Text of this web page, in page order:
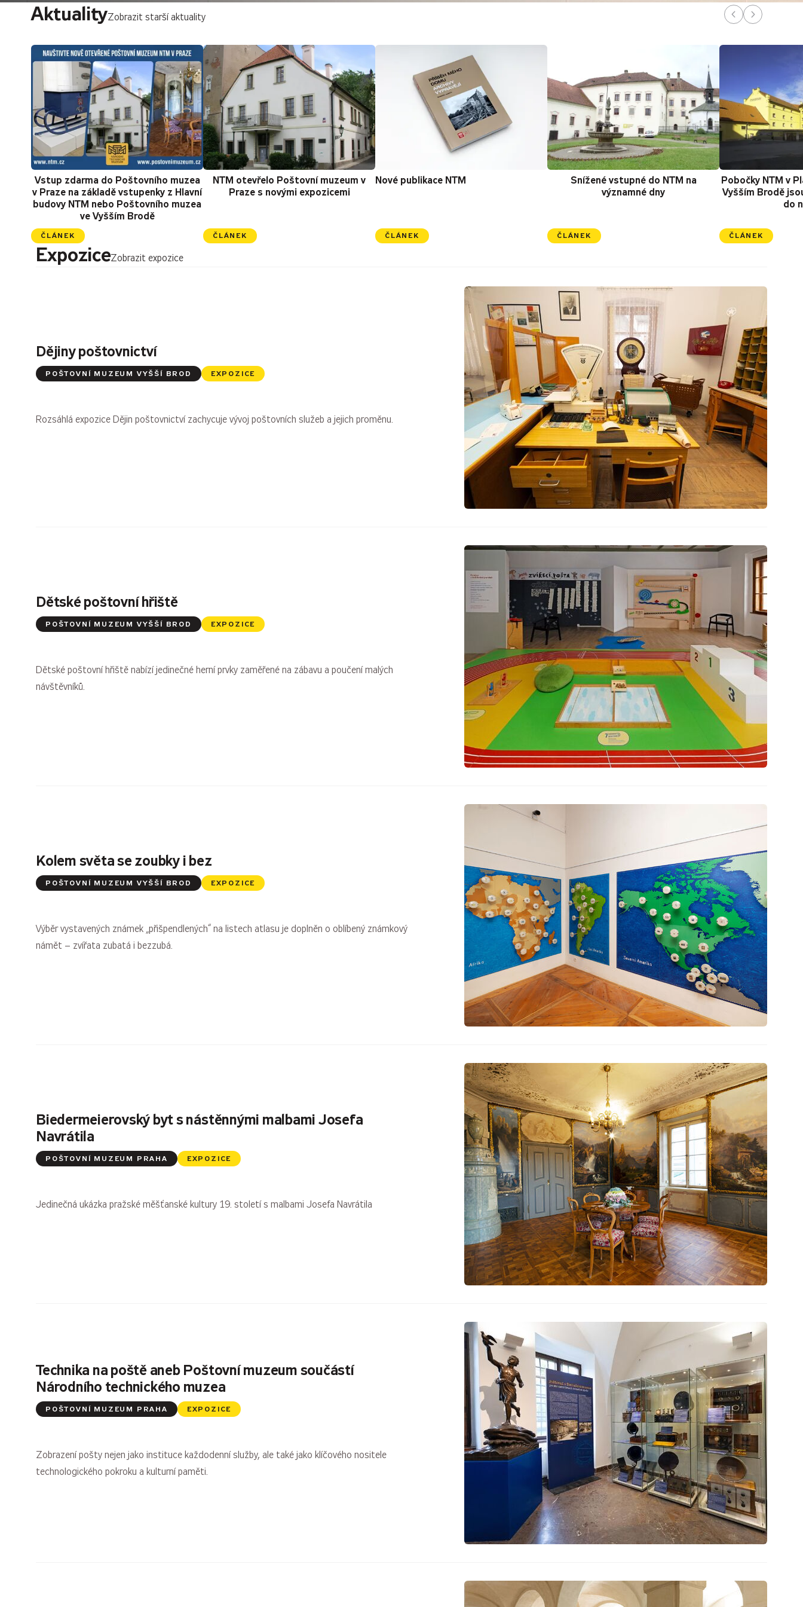
AktualityZobrazit starší aktuality
Vstup zdarma do Poštovního muzea
v Praze na základě vstupenky z Hlavní
budovy NTM nebo Poštovního muzea
ve Vyšším Brodě
ČLÁNEK
NTM otevřelo Poštovní muzeum v
Praze s novými expozicemi
ČLÁNEK
Nové publikace NTM
ČLÁNEK
Snížené vstupné do NTM na
významné dny
ČLÁNEK
Pobočky NTM v
Vyšším Brodě
do
ČLÁNEK
ExpoziceZobrazit expozice
Dějiny poštovnictví
POŠTOVNÍ MUZEUM VYŠŠÍ BROD EXPOZICE
Rozsáhlá expozice Dějin poštovnictví zachycuje vývoj poštovních služeb a jejich proměnu.
Dětské poštovní hřiště
POŠTOVNÍ MUZEUM VYŠŠÍ BROD EXPOZICE
Dětské poštovní hřiště nabízí jedinečné herní prvky zaměřené na zábavu a poučení malých
návštěvníků.
Kolem světa se zoubky i bez
POŠTOVNÍ MUZEUM VYŠŠÍ BROD EXPOZICE
Výběr vystavených známek „přišpendlených“ na listech atlasu je doplněn o oblíbený známkový
námět – zvířata zubatá i bezzubá.
Biedermeierovský byt s nástěnnými malbami Josefa
Navrátila
POŠTOVNÍ MUZEUM PRAHA EXPOZICE
Jedinečná ukázka pražské měšťanské kultury 19. století s malbami Josefa Navrátila
Technika na poště aneb Poštovní muzeum součástí
Národního technického muzea
POŠTOVNÍ MUZEUM PRAHA EXPOZICE
Zobrazení pošty nejen jako instituce každodenní služby, ale také jako klíčového nositele
technologického pokroku a kulturní paměti.